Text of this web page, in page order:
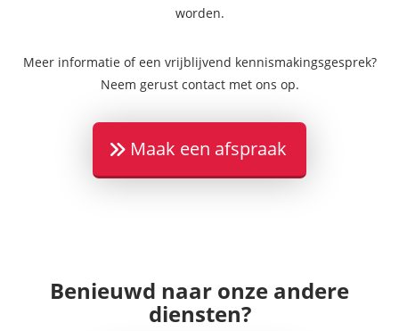
worden.
Meer informatie of een vrijblijvend kennismakingsgesprek?
Neem gerust contact met ons op.
Maak een afspraak
Benieuwd naar onze andere
diensten?